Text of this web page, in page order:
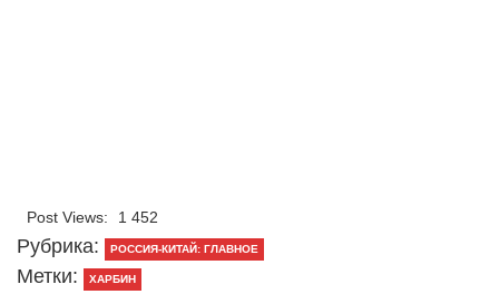
Post Views: 1 452
Рубрика: РОССИЯ-КИТАЙ: ГЛАВНОЕ
Метки: ХАРБИН